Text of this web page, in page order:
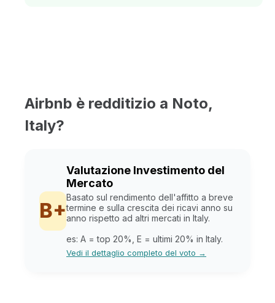
Airbnb è redditizio a Noto,
Italy?
B+
Valutazione Investimento del
Mercato
Basato sul rendimento dell'affitto a breve
termine e sulla crescita dei ricavi anno su
anno rispetto ad altri mercati in Italy.
es: A = top 20%, E = ultimi 20% in Italy.
Vedi il dettaglio completo del voto →